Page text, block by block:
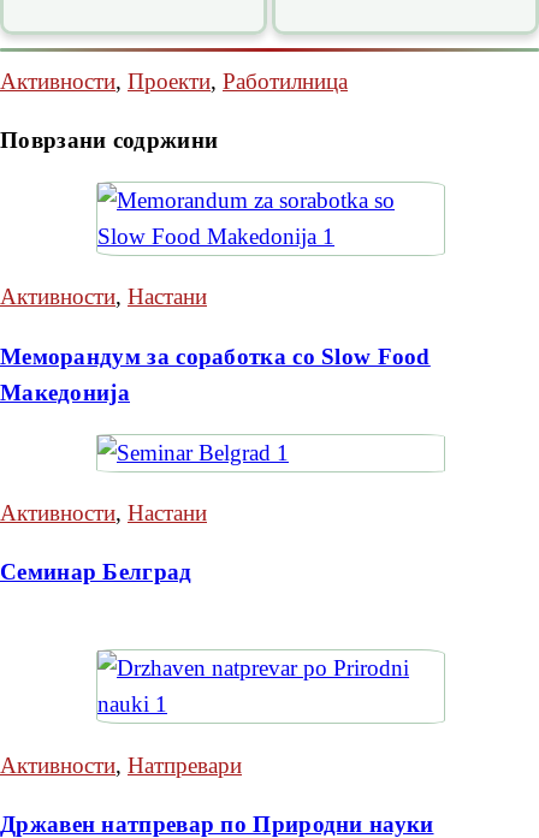
Активности, Проекти, Работилница
Поврзани содржини
Активности, Настани
Меморандум за соработка со Slow Food
Македонија
Активности, Настани
Семинар Белград
Активности, Натпревари
Државен натпревар по Природни науки